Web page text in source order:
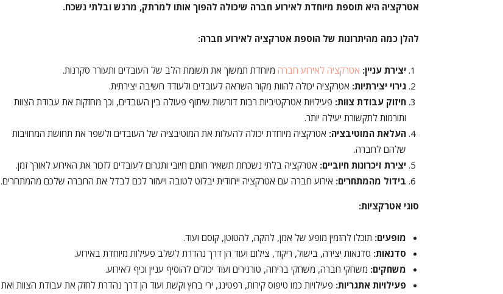
אטרקציה היא תוספת מיוחדת לאירוע חברה שיכולה להפוך אותו למרתק, מרגש ובלתי נשכח.
להלן כמה מהיתרונות של הוספת אטרקציה לאירוע חברה:
יצירת עניין: אטרקציה לאירוע חברה מיוחדת תמשוך את תשומת הלב של העובדים ותעורר סקרנות.
גירוי יצירתיות: אטרקציה יכולה להוות מקור השראה לעובדים ולעודד חשיבה יצירתית.
חיזוק עבודת צוות: פעילויות אטרקטיביות רבות דורשות שיתוף פעולה בין העובדים, וכך מחזקות את עבודת הצוות
ותורמות לתקשורת יעילה יותר.
העלאת המוטיבציה: אטרקציה מיוחדת יכולה להעלות את המוטיבציה של העובדים ולשפר את תחושת המחויבות
שלהם לחברה.
יצירת זיכרונות חיוביים: אטרקציה בלתי נשכחת תשאיר חותם חיובי ותגרום לעובדים לזכור את האירוע לאורך זמן.
בידול מהמתחרים: אירוע חברה עם אטרקציה ייחודית יבלוט לטובה ויעזור לכם לבדל את החברה שלכם מהמתחרים.
סוגי אטרקציות:
מופעים: תוכלו להזמין מופע של אמן, להקה, להטוטן, קוסם ועוד.
סדנאות: סדנאות יצירה, בישול, ריקוד, צילום ועוד הן דרך נהדרת לשלב פעילות מיוחדת באירוע.
משחקים: משחקי חברה, משחקי בריחה, טורנירים ועוד יכולים להוסיף עניין וכיף לאירוע.
פעילויות אתגריות: פעילויות כמו טיפוס קירות, רפטינג, ירי בחץ וקשת ועוד הן דרך נהדרת לחזק את עבודת הצוות ואת